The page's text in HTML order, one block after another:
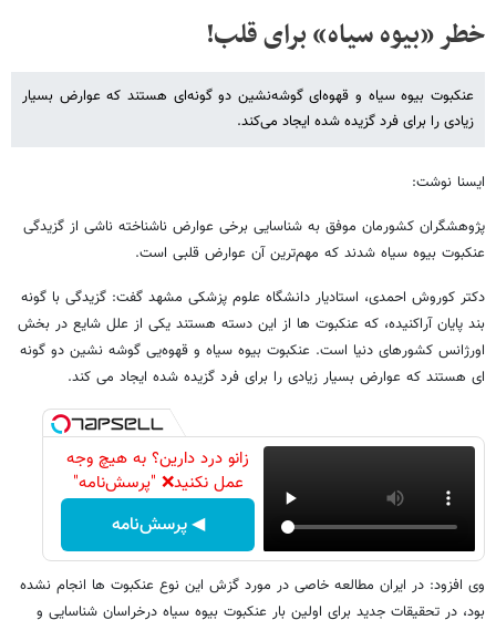
خطر «بیوه سیاه» برای قلب!
عنکبوت بیوه سیاه و قهوه‌ای گوشه‌نشین دو گونه‌ای هستند که عوارض بسیار
زیادی را برای فرد گزیده شده ایجاد می‌کند.
ایسنا نوشت:
پژوهشگران کشورمان موفق به شناسایی برخی عوارض ناشناخته ناشی از گزیدگی
عنکبوت بیوه سیاه شدند که مهم‌ترین آن عوارض قلبی است.
دکتر کوروش احمدی، استادیار دانشگاه علوم پزشکی مشهد گفت: گزیدگی با گونه
بند پایان آراکنیده، که عنکبوت ها از این دسته هستند یکی از علل شایع در بخش
اورژانس کشورهای دنیا است. عنکبوت بیوه سیاه و قهوه‌یی گوشه نشین دو گونه
ای هستند که عوارض بسیار زیادی را برای فرد گزیده شده ایجاد می کند.
زانو درد دارین؟ به هیچ وجه
عمل نکنید❌ "پرسش‌نامه"
◀ پرسش‌نامه
وی افزود: در ایران مطالعه خاصی در مورد گزش این نوع عنکبوت ها انجام نشده
بود، در تحقیقات جدید برای اولین بار عنکبوت بیوه سیاه درخراسان شناسایی و